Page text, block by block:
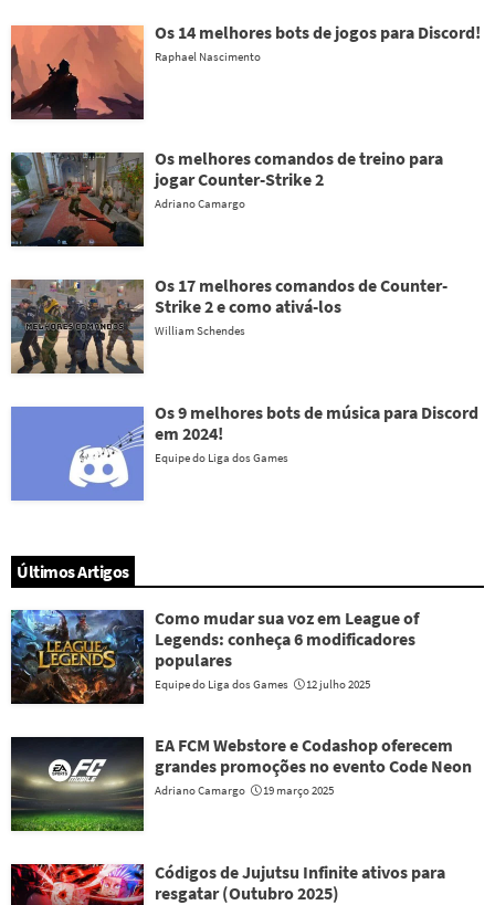
Os 14 melhores bots de jogos para Discord!
Raphael Nascimento
Os melhores comandos de treino para
jogar Counter-Strike 2
Adriano Camargo
Os 17 melhores comandos de Counter-
Strike 2 e como ativá-los
William Schendes
Os 9 melhores bots de música para Discord
em 2024!
Equipe do Liga dos Games
Últimos Artigos
Como mudar sua voz em League of
Legends: conheça 6 modificadores
populares
Equipe do Liga dos Games 12 julho 2025
EA FCM Webstore e Codashop oferecem
grandes promoções no evento Code Neon
Adriano Camargo 19 março 2025
Códigos de Jujutsu Infinite ativos para
resgatar (Outubro 2025)